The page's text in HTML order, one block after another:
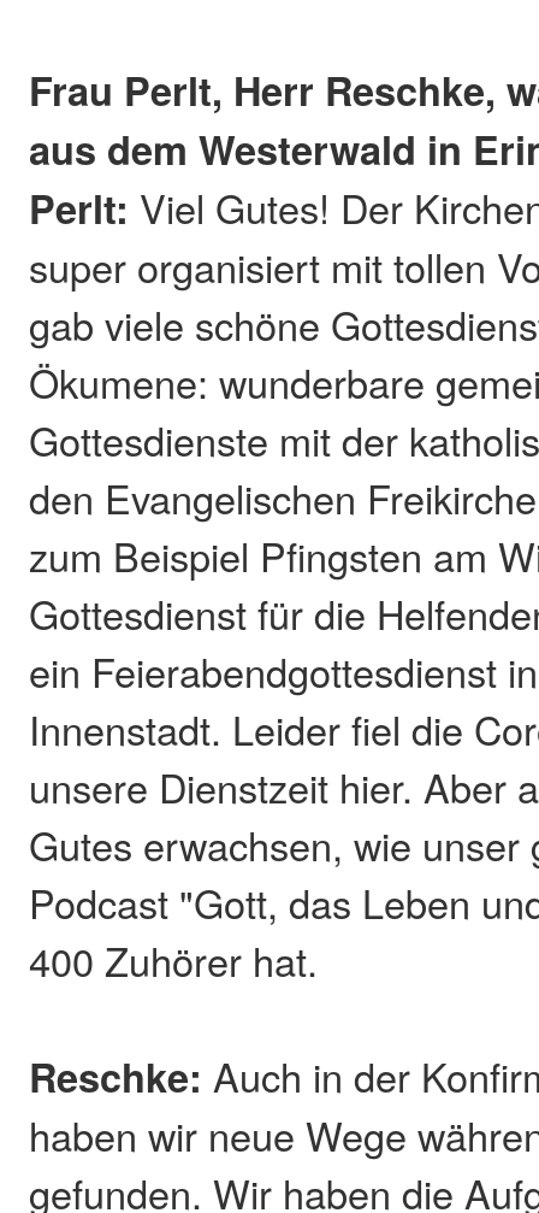
Frau Perlt, Herr Reschke,
aus dem Westerwald in
Perlt: Viel Gutes! Der
super organisiert mit tollen
gab viele schöne
Ökumene: wunderbare
Gottesdienste mit der
den Evangelischen
zum Beispiel Pfingsten am
Gottesdienst für die
ein Feierabendgottesdienst
Innenstadt. Leider fiel die
unsere Dienstzeit hier. Aber
Gutes erwachsen, wie unser
Podcast "Gott, das Leben
400 Zuhörer hat.
Reschke: Auch in der
haben wir neue Wege
gefunden. Wir haben die